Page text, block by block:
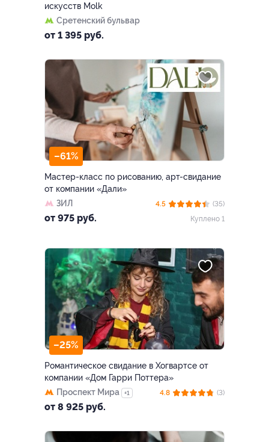
искусств Molk
Сретенский бульвар
от 1 395 руб.
–61%
Мастер-класс по рисованию, арт-свидание
от компании «Дали»
ЗИЛ
от 975 руб.
4.5
(35)
Куплено 1
–25%
Романтическое свидание в Хогвартсе от
компании «Дом Гарри Поттера»
Проспект Мира
+1
от 8 925 руб.
4.8 (3)